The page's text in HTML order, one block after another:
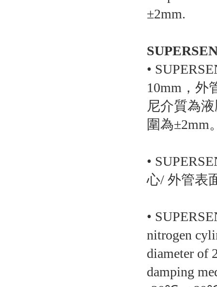
±2mm.
•
10mm，外
尼介質為
圍為±2mm
•
心/ 外管表
•
nitrogen
diameter of
damping